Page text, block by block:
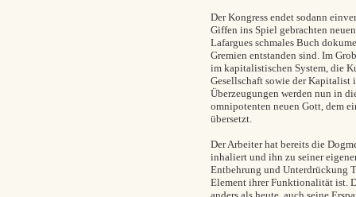
Der Kongress endet sodann
Giffen ins Spiel gebrachten
Lafargues schmales Buch
Gremien entstanden sind. Im
im kapitalistischen System, die
Gesellschaft sowie der Kapitalist
Überzeugungen werden nun in
omnipotenten neuen Gott, dem
übersetzt.
Der Arbeiter hat bereits die
inhaliert und ihn zu seiner
Entbehrung und Unterdrückung
Element ihrer Funktionalität ist.